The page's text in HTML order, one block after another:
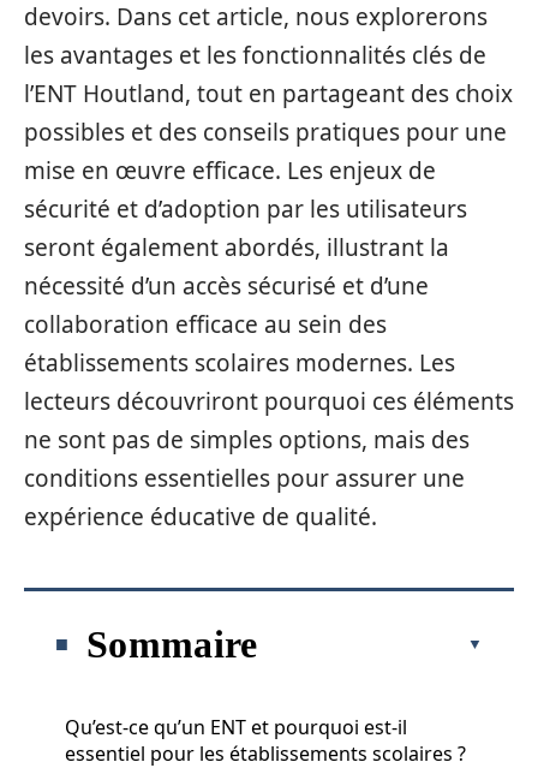
devoirs. Dans cet article, nous explorerons
les avantages et les fonctionnalités clés de
l’ENT Houtland, tout en partageant des choix
possibles et des conseils pratiques pour une
mise en œuvre efficace. Les enjeux de
sécurité et d’adoption par les utilisateurs
seront également abordés, illustrant la
nécessité d’un accès sécurisé et d’une
collaboration efficace au sein des
établissements scolaires modernes. Les
lecteurs découvriront pourquoi ces éléments
ne sont pas de simples options, mais des
conditions essentielles pour assurer une
expérience éducative de qualité.
Sommaire
Qu’est-ce qu’un ENT et pourquoi est-il
essentiel pour les établissements scolaires ?